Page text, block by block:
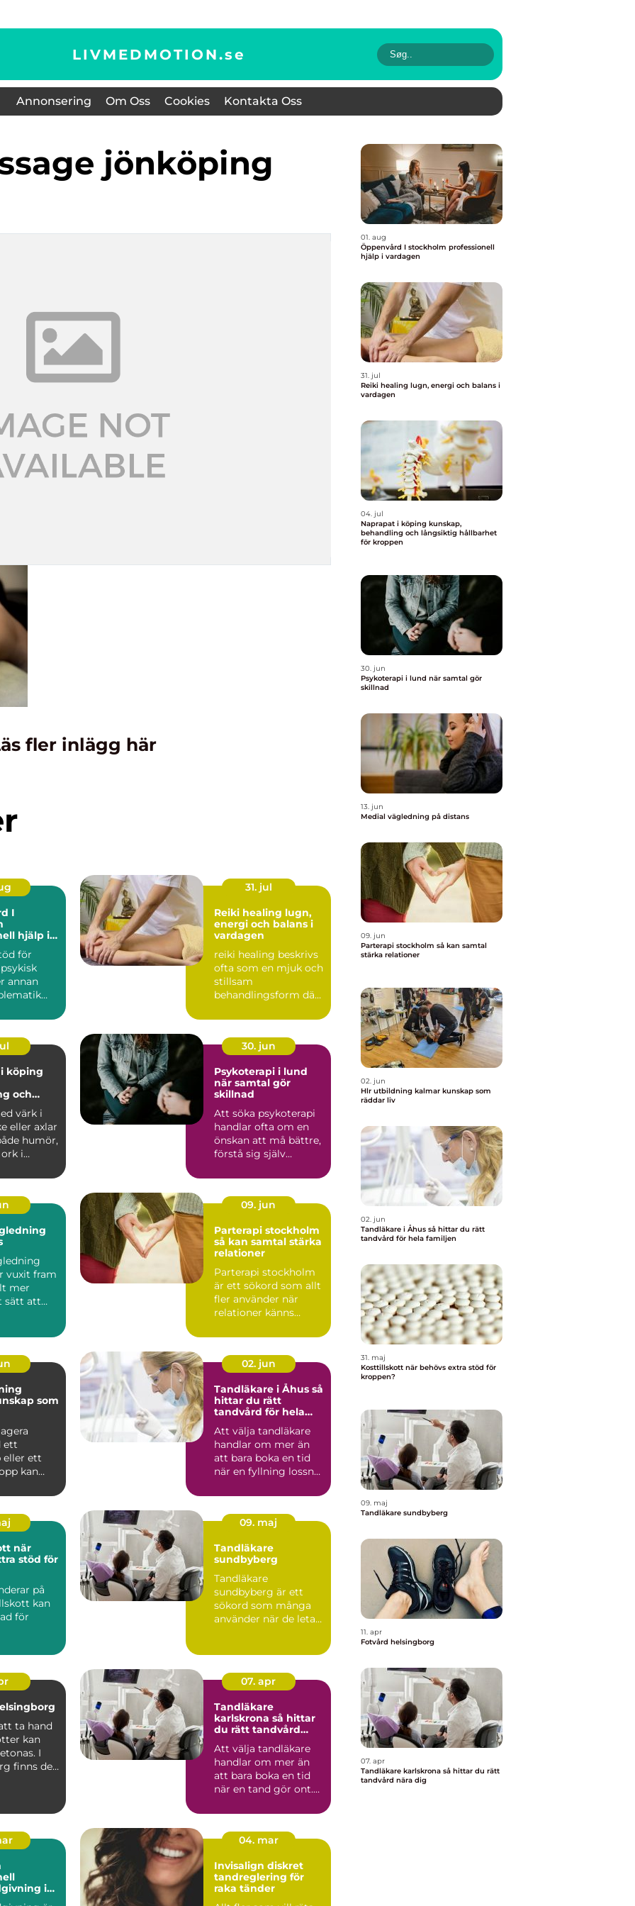
LIVMEDMOTION.se
Annonsering Om Oss Cookies Kontakta Oss
jönköping
fler inlägg här
I
hjälp i
för
annan
31. jul
Reiki healing lugn,
energi och balans i
vardagen
reiki healing beskrivs
ofta som en mjuk och
stillsam
behandlingsform där
fokus...
köping
och
värk i
eller axlar
humör,
i
30. jun
Psykoterapi i lund
när samtal gör
skillnad
Att söka psykoterapi
handlar ofta om en
önskan att må bättre,
förstå sig själv
vuxit fram
mer
sätt att
09. jun
Parterapi stockholm
så kan samtal stärka
relationer
Parterapi stockholm
är ett sökord som allt
fler använder när
relationer känns
konfliktfylld...
ett
eller ett
kan
02. jun
Tandläkare i Åhus så
hittar du rätt
tandvård för hela
Att välja tandläkare
handlar om mer än
att bara boka en tid
när en fyllning lossnar
stöd för
på
kan
för
09. maj
Tandläkare
sundbyberg
Tandläkare
sundbyberg är ett
sökord som många
använder när de letar
ta hand
kan
I
finns det
07. apr
Tandläkare
karlskrona så hittar
du rätt tandvård
Att välja tandläkare
handlar om mer än
att bara boka en tid
när en tand gör ont.
i
04. mar
Invisalign diskret
tandreglering för
raka tänder
01. aug
Öppenvård I stockholm professionell
hjälp i vardagen
31. jul
Reiki healing lugn, energi och balans i
vardagen
04. jul
Naprapat i köping kunskap,
behandling och långsiktig hållbarhet
för kroppen
30. jun
Psykoterapi i lund när samtal gör
skillnad
13. jun
Medial vägledning på distans
09. jun
Parterapi stockholm så kan samtal
stärka relationer
02. jun
Hlr utbildning kalmar kunskap som
räddar liv
02. jun
Tandläkare i Åhus så hittar du rätt
tandvård för hela familjen
31. maj
Kosttillskott när behövs extra stöd för
kroppen?
09. maj
Tandläkare sundbyberg
11. apr
Fotvård helsingborg
07. apr
Tandläkare karlskrona så hittar du rätt
tandvård nära dig